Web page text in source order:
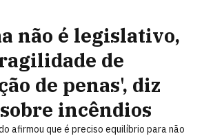
não é legislativo,
de
de penas', diz
incêndios
afirmou que é preciso equilíbrio para não